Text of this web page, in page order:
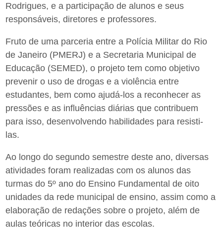
Rodrigues, e a participação de alunos e seus
responsáveis, diretores e professores.
Fruto de uma parceria entre a Polícia Militar do Rio
de Janeiro (PMERJ) e a Secretaria Municipal de
Educação (SEMED), o projeto tem como objetivo
prevenir o uso de drogas e a violência entre
estudantes, bem como ajudá-los a reconhecer as
pressões e as influências diárias que contribuem
para isso, desenvolvendo habilidades para resisti-
las.
Ao longo do segundo semestre deste ano, diversas
atividades foram realizadas com os alunos das
turmas do 5º ano do Ensino Fundamental de oito
unidades da rede municipal de ensino, assim como a
elaboração de redações sobre o projeto, além de
aulas teóricas no interior das escolas.